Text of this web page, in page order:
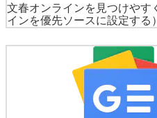
文春オンラインを見つけやす
インを優先ソースに設定する）